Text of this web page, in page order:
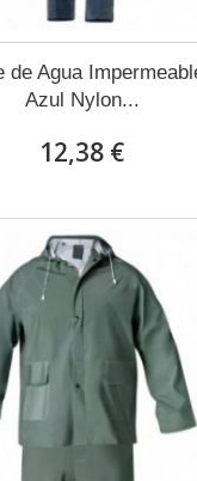
de Agua
Azul Nylon...
12,38 €